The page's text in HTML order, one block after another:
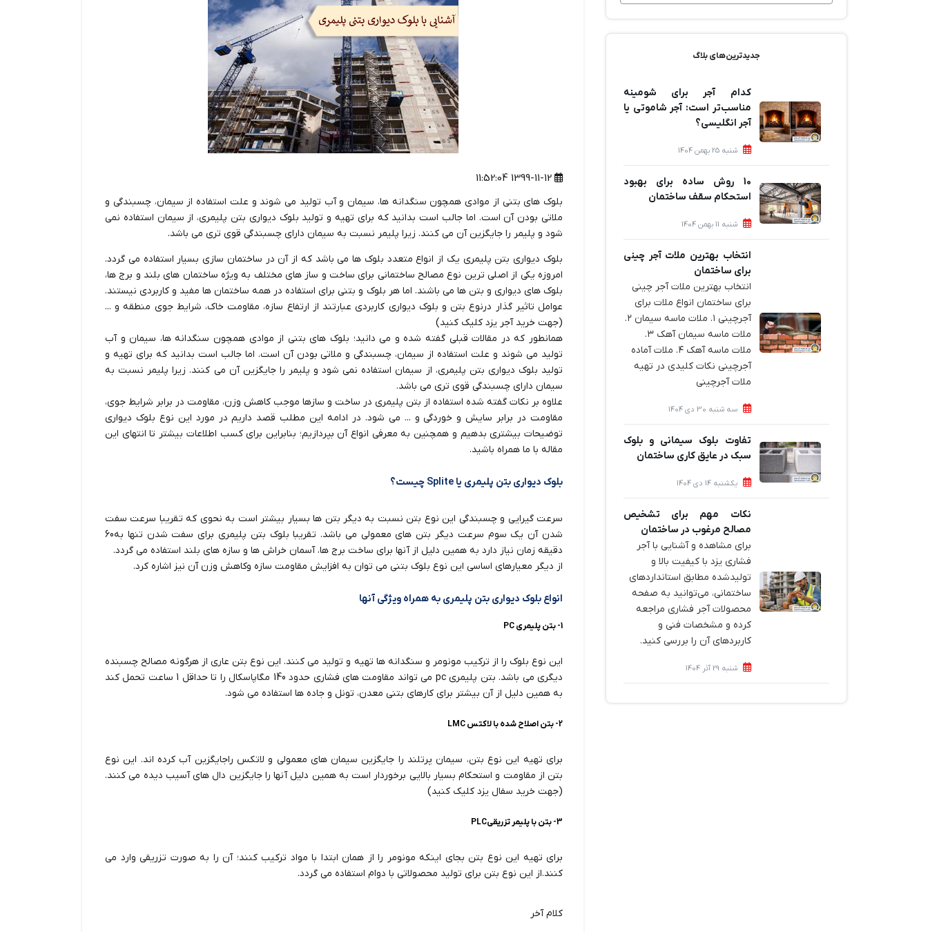
1399-11-12 11:52:04
بلوک های بتنی از موادی همچون سنگدانه ها، سیمان و آب تولید می شوند و علت استفاده از سیمان، چسبندگی و
ملاتی بودن آن است. اما جالب است بدانید که برای تهیه و تولید بلوک دیواری بتن پلیمری، از سیمان استفاده نمی
شود و پلیمر را جایگزین آن می کنند. زيرا پلیمر نسبت به سیمان دارای چسبندگی قوی تری می باشد.
بلوک دیواری بتن پلیمری یک از انواع متعدد بلوک ها می باشد که از آن در ساختمان سازی بسیار استفاده می گردد.
امروزه یکی از اصلی ترین نوع مصالح ساختمانی برای ساخت و ساز های مختلف به ویژه ساختمان های بلند و برج ها،
بلوک های دیواری و بتن ها می باشند. اما هر بلوک و بتنی برای استفاده در همه ساختمان ها مفید و کاربردی نیستند.
عوامل تاثیر گذار درنوع بتن و بلوک دیواری کاربردی عبارتند از ارتفاع سازه، مقاومت خاک، شرایط جوی منطقه و ...
(جهت خرید آجر یزد کلیک کنید)
همانطور که در مقالات قبلی گفته شده و می دانید؛ بلوک های بتنی از موادی همچون سنگدانه ها، سیمان و آب
تولید می شوند و علت استفاده از سیمان، چسبندگی و ملاتی بودن آن است. اما جالب است بدانید که برای تهیه و
تولید بلوک دیواری بتن پلیمری، از سیمان استفاده نمی شود و پلیمر را جایگزین آن می کنند. زيرا پلیمر نسبت به
سیمان دارای چسبندگی قوی تری می باشد.
علاوه بر نکات گفته شده استفاده از بتن پلیمری در ساخت و سازها موجب کاهش وزن، مقاومت در برابر شرایط جوی،
مقاومت در برابر سایش و خوردگی و ... می شود. در ادامه این مطلب قصد داریم در مورد این نوع بلوک دیواری
توضیحات بیشتری بدهیم و همچنین به معرفي انواع آن بپردازیم؛ بنابراین برای کسب اطلاعات بیشتر تا انتهای این
مقاله با ما همراه باشید.
بلوک دیواری بتن پلیمری یا Splite چیست؟
سرعت گیرایی و چسبندگی این نوع بتن نسبت به دیگر بتن ها بسیار بیشتر است به نحوی که تقریبا سرعت سفت
شدن آن یک سوم سرعت دیگر بتن های معمولی می باشد. تقریبا بلوک بتن پلیمری برای سفت شدن تنها به60
دقیقه زمان نیاز دارد به همین دلیل از آنها برای ساخت برج ها، آسمان خراش ها و سازه های بلند استفاده می گردد.
از دیگر معیارهای اساسی این نوع بلوک بتنی می توان به افزایش مقاومت سازه وکاهش وزن آن نیز اشاره کرد.
انواع بلوک دیواری بتن پلیمری به همراه ویژگی آنها
1- بتن پلیمری PC
این نوع بلوک را از ترکیب مونومر و سنگدانه ها تهیه و تولید می کنند. این نوع بتن عاری از هرگونه مصالح چسبنده
دیگری می باشد. بتن پلیمری pc می تواند مقاومت های فشاری حدود 140 مگاپاسکال را تا حداقل 1 ساعت تحمل کند
به همین دلیل از آن بیشتر برای کارهای بتنی معدن، تونل و جاده ها استفاده می شود.
2- بتن اصلاح شده با لاکتس LMC
برای تهیه این نوع بتن، سیمان پرتلند را جایگزین سیمان های معمولی و لاتکس راجایگزین آب کرده اند. این نوع
بتن از مقاومت و استحکام بسیار بالایی برخوردار است به همین دلیل آنها را جایگزین دال های آسیب دیده می کنند.
(جهت خرید سفال یزد کلیک کنید)
3- بتن با پلیمر تزریقیPLC
برای تهیه این نوع بتن بجای اینکه مونومر را از همان ابتدا با مواد ترکیب کنند؛ آن را به صورت تزریقی وارد می
کنند.از این نوع بتن برای تولید محصولاتی با دوام استفاده می گردد.
کلام آخر
جدیدترین‌های بلاگ
کدام آجر برای شومینه
مناسب‌تر است: آجر شاموتی یا
آجر انگلیسی؟
شنبه 25 بهمن 1404
10 روش ساده برای بهبود
استحکام سقف ساختمان
شنبه 11 بهمن 1404
انتخاب بهترین ملات آجر چینی
برای ساختمان‌
انتخاب بهترین ملات آجر چینی
برای ساختمان‌ انواع ملات برای
آجرچینی ۱. ملات ماسه سیمان ۲.
ملات ماسه سیمان آهک ۳.
ملات ماسه آهک ۴. ملات آماده
آجرچینی نکات کلیدی در تهیه
ملات آجرچینی
سه شنبه 30 دی 1404
تفاوت بلوک سیمانی و بلوک
سبک در عایق کاری ساختمان
یکشنبه 14 دی 1404
نکات مهم برای تشخیص
مصالح مرغوب در ساختمان
برای مشاهده و آشنایی با آجر
فشاری یزد با کیفیت بالا و
تولیدشده مطابق استانداردهای
ساختمانی، می‌توانید به صفحه
محصولات آجر فشاری مراجعه
کرده و مشخصات فنی و
کاربردهای آن را بررسی کنید.
شنبه 29 آذر 1404